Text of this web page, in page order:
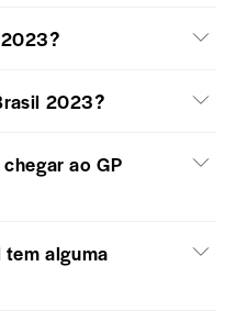
2023?
ao GP
alguma